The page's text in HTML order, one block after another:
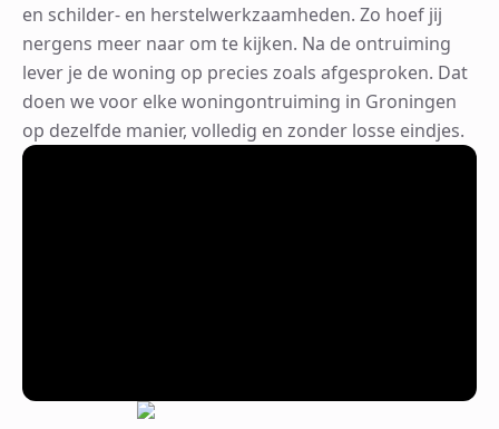
en schilder- en herstelwerkzaamheden. Zo hoef jij
nergens meer naar om te kijken. Na de ontruiming
lever je de woning op precies zoals afgesproken. Dat
doen we voor elke woningontruiming in Groningen
op dezelfde manier, volledig en zonder losse eindjes.